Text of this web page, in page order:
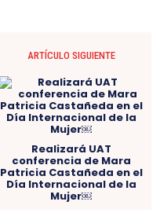
ARTÍCULO SIGUIENTE
Realizará UAT
conferencia de Mara
Patricia Castañeda en el
Día Internacional de la
Mujer￼